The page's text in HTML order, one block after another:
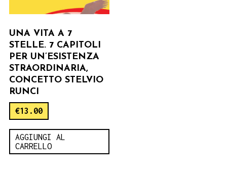
UNA VITA A 7
STELLE. 7 CAPITOLI
PER UN’ESISTENZA
STRAORDINARIA,
CONCETTO STELVIO
RUNCI
€13.00
AGGIUNGI AL
CARRELLO